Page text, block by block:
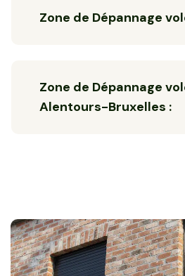
Zone de Dépannage
Zone de Dépannage
Alentours-Bruxelles :